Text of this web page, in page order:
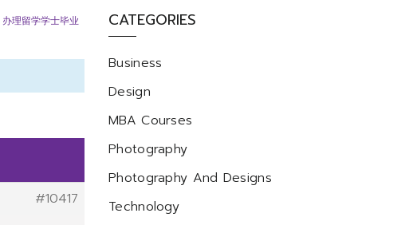
办理留学学士毕业
#10417
CATEGORIES
Business
Design
MBA Courses
Photography
Photography And Designs
Technology